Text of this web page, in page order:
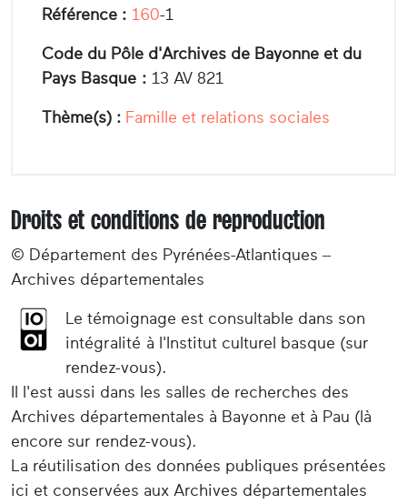
Référence : 160-1
Code du Pôle d'Archives de Bayonne et du
Pays Basque : 13 AV 821
Thème(s) : Famille et relations sociales
Droits et conditions de reproduction
© Département des Pyrénées-Atlantiques –
Archives départementales
Le témoignage est consultable dans son
intégralité à l'Institut culturel basque (sur
rendez-vous).
Il l'est aussi dans les salles de recherches des
Archives départementales à Bayonne et à Pau (là
encore sur rendez-vous).
La réutilisation des données publiques présentées
ici et conservées aux Archives départementales